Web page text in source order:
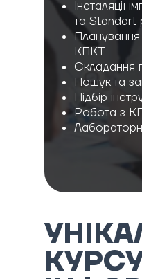
Інсталяції
та Standart
Планування
КПКТ
Складання
Пошук та
Підбір
Робота з